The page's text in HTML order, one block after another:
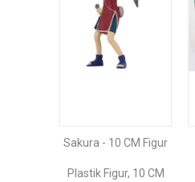
Sakura - 10 CM Figur
Plastik Figur, 10 CM